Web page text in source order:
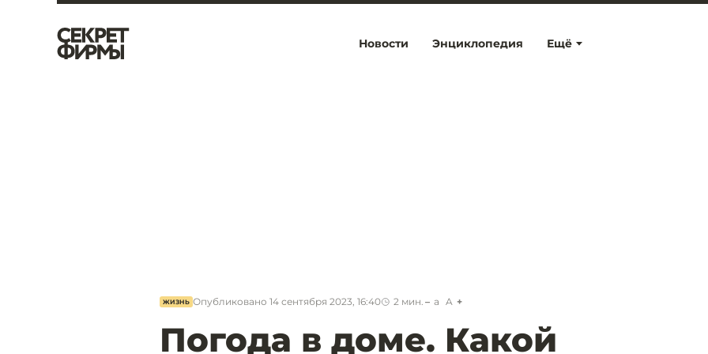
Ещё
Новости Энциклопедия
ЖИЗНЬ Опубликовано 14 сентября 2023, 16:40 2 мин. a A
Погода в доме. Какой